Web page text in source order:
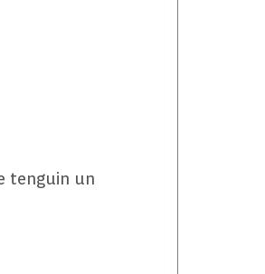
tenguin un